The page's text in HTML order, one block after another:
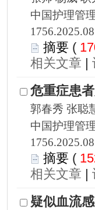
|
|